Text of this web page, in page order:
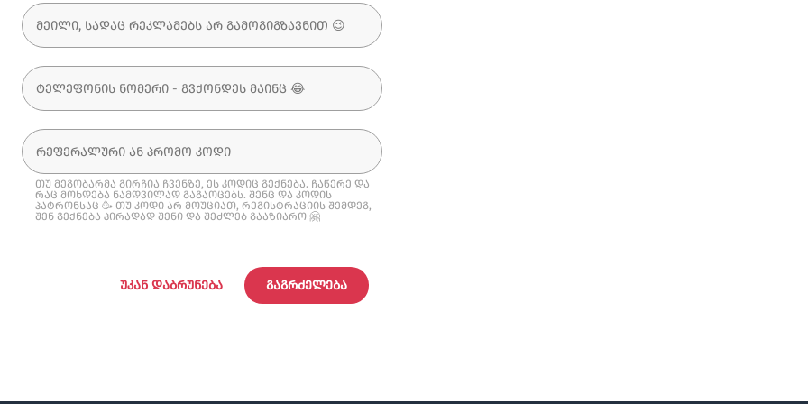
თუ მეგობარმა გირჩია ჩვენზე, ეს კოდიც გექნება. ჩაწერე და
რაც მოხდება ნამდვილად გაგაოცებს. შენც და კოდის
პატრონსაც 🥳 თუ კოდი არ მოუციათ, რეგისტრაციის შემდეგ,
შენ გექნება პირადად შენი და შეძლებ გააზიარო 🤗
ᲣᲙᲐᲜ ᲓᲐᲑᲠᲣᲜᲔᲑᲐ ᲒᲐᲒᲠᲫᲔᲚᲔᲑᲐ